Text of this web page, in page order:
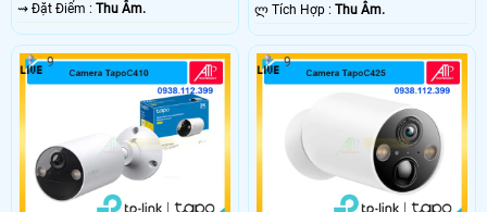
️⇝ Đặt Điểm : Thu Âm.
️ლ Tích Hợp :Thu Âm.
9 9